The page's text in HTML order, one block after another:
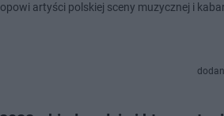
artyści polskiej sceny muzycznej i